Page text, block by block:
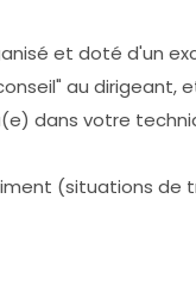
et doté d'un
au dirigeant,
dans votre
(situations de